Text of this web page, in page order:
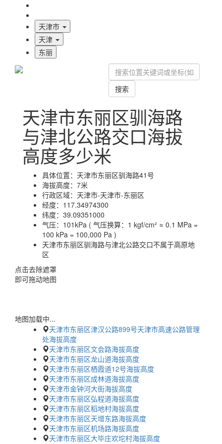
天津市
天津
东丽
搜索
天津市东丽区驯海路
与津北公路交口海拔
高度多少米
具体位置： 天津市东丽区驯海路41号
海拔高度： 7米
行政区域： 天津市-天津市-东丽区
经度： 117.34974300
纬度： 39.09351000
气压： 101kPa ( 气压换算：1 kgf/cm² ≈ 0.1 MPa =
100 kPa = 100,000 Pa )
天津市东丽区驯海路与津北公路交口不属于高原地
区
点击去除遮罩
即可拖动地图
地图加载中...
天津市东丽区津汉公路899号天津市高速公路管理
处海拔高度
天津市东丽区文会路海拔高度
天津市东丽区龙山道海拔高度
天津市东丽区栖霞道12号海拔高度
天津市东丽区成林道海拔高度
天津市金钟河大街海拔高度
天津市东丽区弘程道海拔高度
天津市东丽区稻地村海拔高度
天津市东丽区天增东路海拔高度
天津市东丽区机场路海拔高度
天津市东丽区大毕庄欢坨村海拔高度